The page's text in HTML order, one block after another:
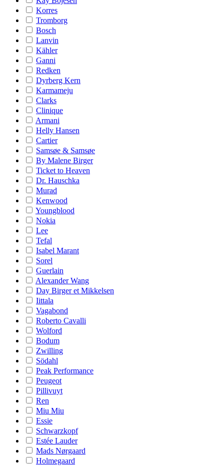
Korres
Tromborg
Bosch
Lanvin
Kähler
Ganni
Redken
Dyrberg Kern
Karmameju
Clarks
Clinique
Armani
Helly Hansen
Cartier
Samsøe & Samsøe
By Malene Birger
Ticket to Heaven
Dr. Hauschka
Murad
Kenwood
Youngblood
Nokia
Lee
Tefal
Isabel Marant
Sorel
Guerlain
Alexander Wang
Day Birger et Mikkelsen
Iittala
Vagabond
Roberto Cavalli
Wolford
Bodum
Zwilling
Södahl
Peak Performance
Peugeot
Pillivuyt
Ren
Miu Miu
Essie
Schwarzkopf
Estée Lauder
Mads Nørgaard
Holmegaard